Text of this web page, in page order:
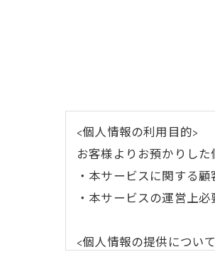
<個人情報の利用目的>
お客様よりお預かりし
・本サービスに関する
・本サービスの運営上
<個人情報の提供につい